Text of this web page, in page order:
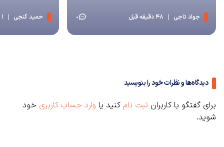
جواد تاجی 48 دقیقه قبل 0 حمید گنجی 1 ساعت قبل
دیدگاه‌ها و نظرات خود را بنویسید
برای گفتگو با کاربران ثبت نام کنید یا وارد حساب کاربری خود
شوید.